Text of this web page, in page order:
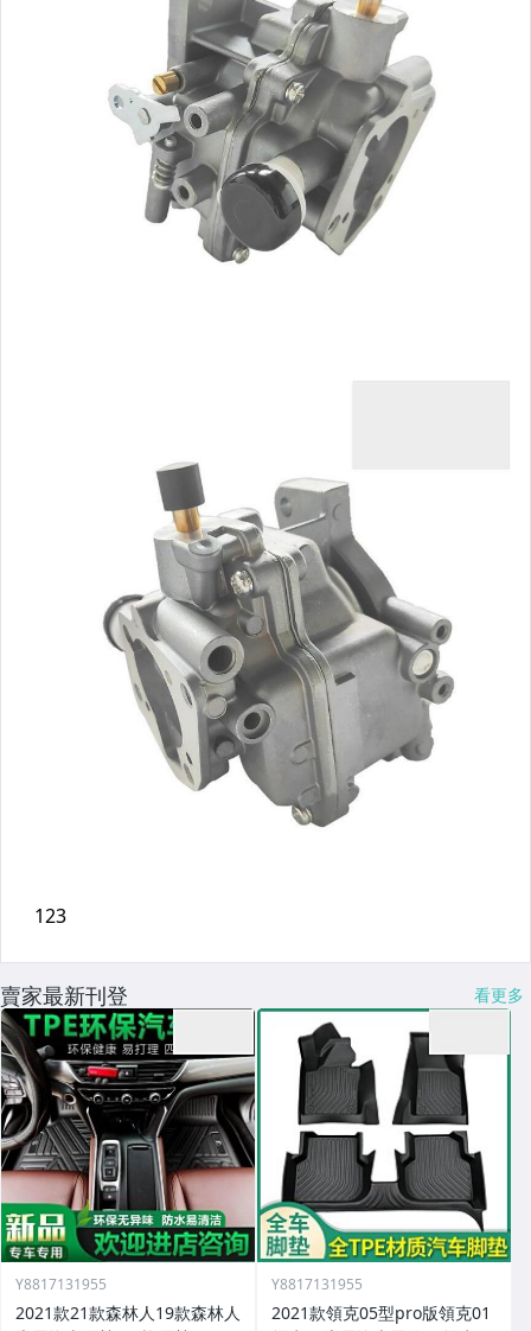
賣家最新刊登 看更多
Y8817131955
2021款21款森林人19款森林人
Y8817131955
2021款領克05型pro版領克01